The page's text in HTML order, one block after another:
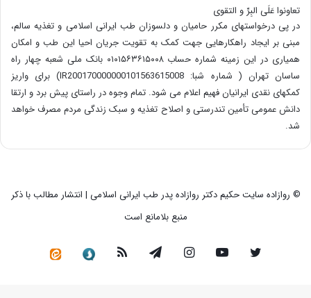
تعاونوا عَلَی البِرِّ و التقوی
در پی درخواستهای مکرر حامیان و دلسوزان طب ایرانی اسلامی و تغذیه سالم،
مبنی بر ایجاد راهکارهایی جهت کمک به تقویت جریان احیا این طب و امکان
همیاری در این زمینه شماره حساب ۰۱۰۱۵۶۳۶۱۵۰۰۸ بانک ملی شعبه چهار راه
ساسان تهران ( شماره شبا: IR200170000000101563615008) برای واریز
کمکهای نقدی ایرانیان فهیم اعلام می شود. تمام وجوه در راستای پیش برد و ارتقا
دانش عمومی تأمین تندرستی و اصلاح تغذیه و سبک زندگی مردم مصرف خواهد
شد.
© روازاده سایت حکیم دکتر روازاده پدر طب ایرانی اسلامی | انتشار مطالب با ذکر
منبع بلامانع است
توییتر یوتیوب اینستاگرامتلگرام خوراک سروش